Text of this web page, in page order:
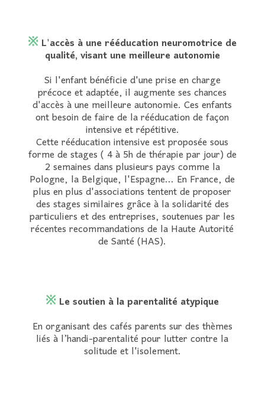
※L'accès à une rééducation neuromotrice de
qualité, visant une meilleure autonomie
Si l'enfant bénéficie d'une prise en charge
précoce et adaptée, il augmente ses chances
d'accès à une meilleure autonomie. Ces enfants
ont besoin de faire de la rééducation de façon
intensive et répétitive.
Cette rééducation intensive est proposée sous
forme de stages ( 4 à 5h de thérapie par jour) de
2 semaines dans plusieurs pays comme la
Pologne, la Belgique, l'Espagne... En France, de
plus en plus d'associations tentent de proposer
des stages similaires grâce à la solidarité des
particuliers et des entreprises, soutenues par les
récentes recommandations de la Haute Autorité
de Santé (HAS).
※Le soutien à la parentalité atypique
En organisant des cafés parents sur des thèmes
liés à l’handi-parentalité pour lutter contre la
solitude et l'isolement.